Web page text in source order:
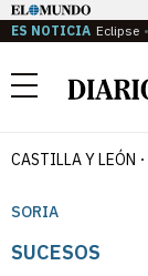
ES NOTICIA Eclipse
Menú
CASTILLA Y LEÓN
SORIA
SUCESOS